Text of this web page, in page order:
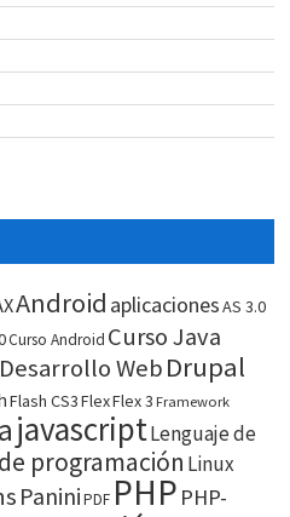
Android aplicacionesAS 3.0
Curso Android Curso Java
Desarrollo WebDrupal
Flash CS3FlexFlex 3 Framework
javascriptLenguaje de
programación Linux
Panini PDF PHP PHP-